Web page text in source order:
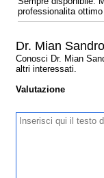
professionalita
Dr. Mian Sandro
Conosci Dr. Mian
altri interessati.
Valutazione